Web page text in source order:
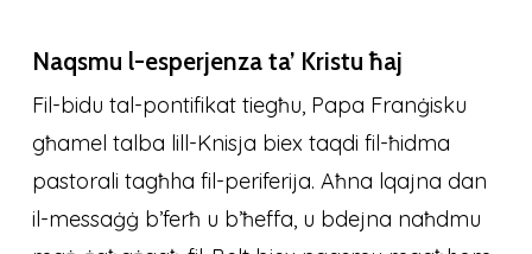
Naqsmu l-esperjenza ta’ Kristu ħaj
Fil-bidu tal-pontifikat tiegħu, Papa Franġisku
għamel talba lill-Knisja biex taqdi fil-ħidma
pastorali tagħha fil-periferija. Aħna lqajna dan
il-messaġġ b’ferħ u b’ħeffa, u bdejna naħdmu